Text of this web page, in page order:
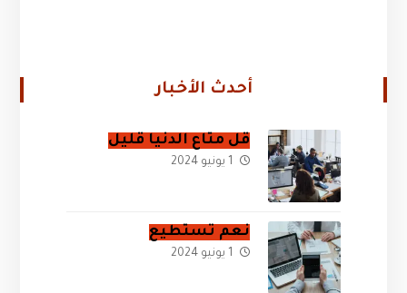
أحدث الأخبار
قل متاع الدنيا قليل
1 يونيو 2024
نعم تستطيع
1 يونيو 2024